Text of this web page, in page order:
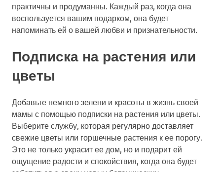
практичны и продуманны. Каждый раз, когда она
воспользуется вашим подарком, она будет
напоминать ей о вашей любви и признательности.
Подписка на растения или
цветы
Добавьте немного зелени и красоты в жизнь своей
мамы с помощью подписки на растения или цветы.
Выберите службу, которая регулярно доставляет
свежие цветы или горшечные растения к ее порогу.
Это не только украсит ее дом, но и подарит ей
ощущение радости и спокойствия, когда она будет